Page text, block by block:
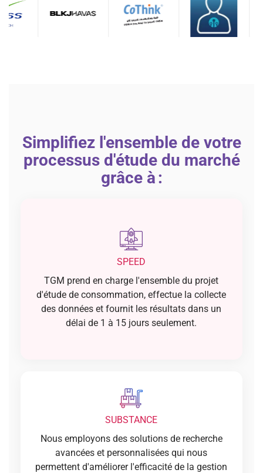
Simplifiez l'ensemble de votre
processus d'étude du marché
grâce à :
SPEED
TGM prend en charge l'ensemble du projet
d'étude de consommation, effectue la collecte
des données et fournit les résultats dans un
délai de 1 à 15 jours seulement.
SUBSTANCE
Nous employons des solutions de recherche
avancées et personnalisées qui nous
permettent d'améliorer l'efficacité de la gestion